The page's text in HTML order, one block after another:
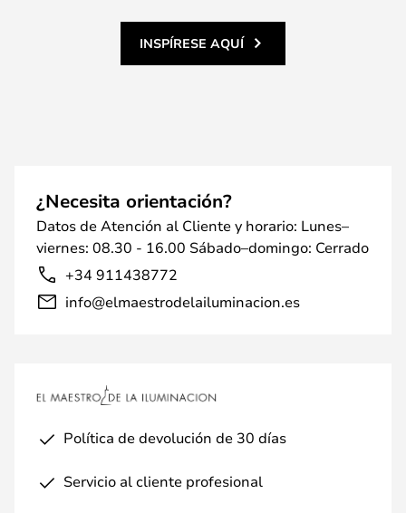
INSPÍRESE AQUÍ
¿Necesita orientación?
Datos de Atención al Cliente y horario: Lunes–
viernes: 08.30 - 16.00 Sábado–domingo: Cerrado
+34 911438772
info@elmaestrodelailuminacion.es
Política de devolución de 30 días
Servicio al cliente profesional